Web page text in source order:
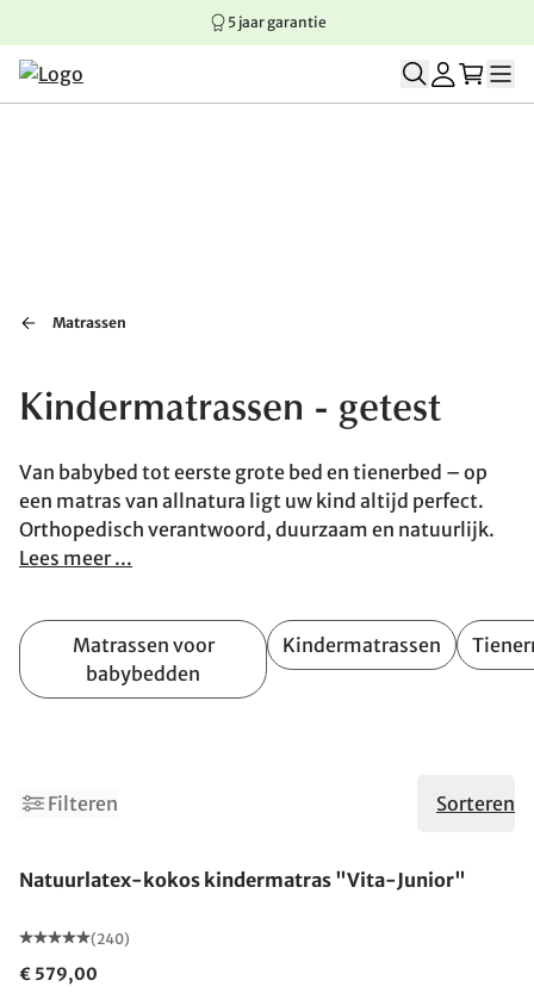
Springen naar hoofdinhoud
Springen naar hoofdnavigatie
Springen naar voettekst
5 jaar garantie
Matrassen
Kindermatrassen - getest
Van babybed tot eerste grote bed en tienerbed – op
een matras van allnatura ligt uw kind altijd perfect.
Orthopedisch verantwoord, duurzaam en natuurlijk.
Lees meer ...
Matrassen voor
babybedden
Kindermatrassen
Filteren Sorteren
Natuurlatex-kokos kindermatras "Vita-Junior"
(240)
€ 579,00